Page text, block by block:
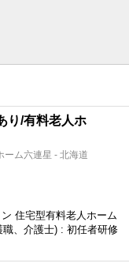
り/有料老人ホ
ーム六連星 - 北海道
住宅型有料老人ホーム
、介護士) : 初任者研修